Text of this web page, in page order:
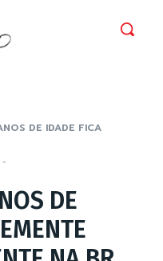
DE IDADE FICA
-
DE